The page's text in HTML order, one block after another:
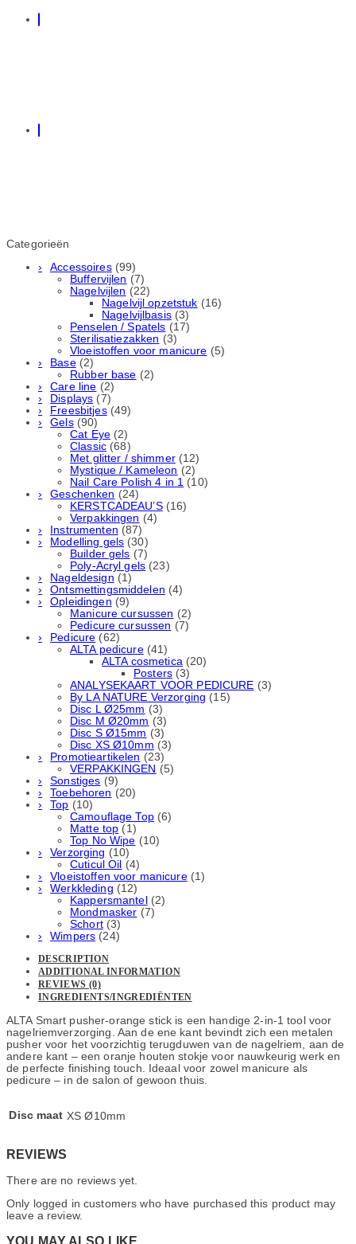
Categorieën
Accessoires (99)
Buffervijlen (7)
Nagelvijlen (22)
Nagelvijl opzetstuk (16)
Nagelvijlbasis (3)
Penselen / Spatels (17)
Sterilisatiezakken (3)
Vloeistoffen voor manicure (5)
Base (2)
Rubber basе (2)
Care line (2)
Displays (7)
Freesbitjes (49)
Gels (90)
Cat Eye (2)
Classic (68)
Met glitter / shimmer (12)
Mystique / Kameleon (2)
Nail Care Polish 4 in 1 (10)
Geschenken (24)
KERSTCADEAU’S (16)
Verpakkingen (4)
Instrumenten (87)
Modelling gels (30)
Builder gels (7)
Poly-Acryl gels (23)
Nageldesign (1)
Ontsmettingsmiddelen (4)
Opleidingen (9)
Manicure cursussen (2)
Pedicure cursussen (7)
Pedicure (62)
ALTA pedicure (41)
ALTA cosmetica (20)
Posters (3)
ANALYSEKAART VOOR PEDICURE (3)
By LA NATURE Verzorging (15)
Disc L Ø25mm (3)
Disc M Ø20mm (3)
Disc S Ø15mm (3)
Disc XS Ø10mm (3)
Promotieartikelen (23)
VERPAKKINGEN (5)
Sonstiges (9)
Toebehoren (20)
Top (10)
Camouflage Top (6)
Matte top (1)
Top No Wipe (10)
Verzorging (10)
Cuticul Oil (4)
Vloeistoffen voor manicure (1)
Werkkleding (12)
Kappersmantel (2)
Mondmasker (7)
Schort (3)
Wimpers (24)
DESCRIPTION
ADDITIONAL INFORMATION
REVIEWS (0)
INGREDIENTS/INGREDIËNTEN
ALTA Smart pusher-orange stick is een handige 2-in-1 tool voor
nagelriemverzorging. Aan de ene kant bevindt zich een metalen
pusher voor het voorzichtig terugduwen van de nagelriem, aan de
andere kant – een oranje houten stokje voor nauwkeurig werk en
de perfecte finishing touch. Ideaal voor zowel manicure als
pedicure – in de salon of gewoon thuis.
Disc maat XS Ø10mm
REVIEWS
There are no reviews yet.
Only logged in customers who have purchased this product may
leave a review.
YOU MAY ALSO LIKE…